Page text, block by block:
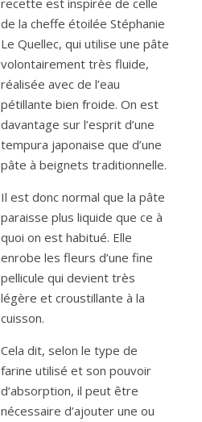
recette est inspirée de celle
de la cheffe étoilée Stéphanie
Le Quellec, qui utilise une pâte
volontairement très fluide,
réalisée avec de l’eau
pétillante bien froide. On est
davantage sur l’esprit d’une
tempura japonaise que d’une
pâte à beignets traditionnelle.
Il est donc normal que la pâte
paraisse plus liquide que ce à
quoi on est habitué. Elle
enrobe les fleurs d’une fine
pellicule qui devient très
légère et croustillante à la
cuisson.
Cela dit, selon le type de
farine utilisé et son pouvoir
d’absorption, il peut être
nécessaire d’ajouter une ou